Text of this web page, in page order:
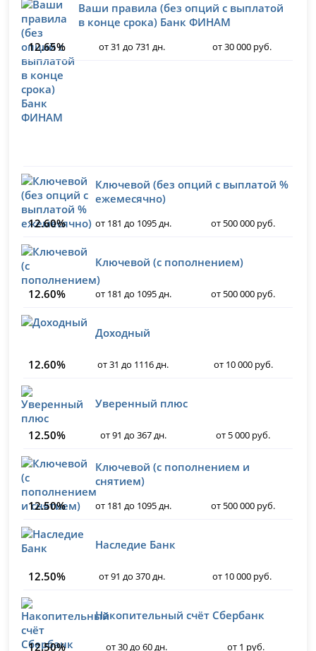
Ваши правила (без опций с выплатой
в конце срока) Банк ФИНАМ
12.65%
от 31 до 731 дн. от 30 000 руб.
Ключевой (без опций с выплатой %
ежемесячно)
12.60%
от 181 до 1095 дн. от 500 000 руб.
Ключевой (с пополнением)
12.60% от 181 до 1095 дн. от 500 000 руб.
Доходный
12.60% от 31 до 1116 дн. от 10 000 руб.
Уверенный плюс
12.50% от 91 до 367 дн. от 5 000 руб.
Ключевой (с пополнением и
снятием)
12.50%
от 181 до 1095 дн. от 500 000 руб.
Наследие Банк
12.50% от 91 до 370 дн. от 10 000 руб.
Накопительный счёт Сбербанк
12.50% от 30 до 60 дн. от 1 руб.